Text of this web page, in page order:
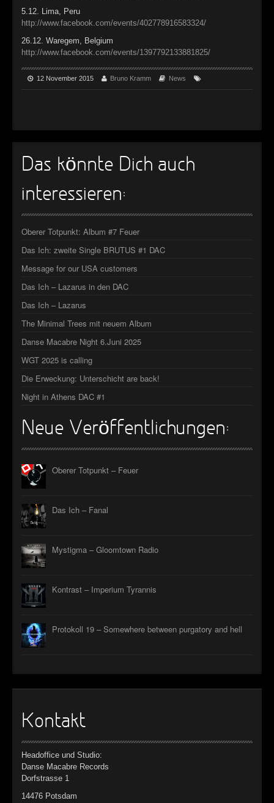
►
►
►
►
►
►
5.12. Lima, Peru
http://www.facebook.com/events/402778916583324/
26.12. Waregem, Belgium
http://www.facebook.com/events/1397792133881825/
12 November 2015 Bruno Kramm News
Das könnte Dich auch
interessieren:
Oberer Totpunkt: Album #7 Feuer
Das Ich: zweite Single BRUTUS #1 DAC
Message for our USA customers
Das Ich – Lazarus in den DAC
Das Ich – Lazarus
The Minimal Trees mit neuem Album
Danse Macabre Night 6.Juni 2025
WGT 2025 is calling
Die Erweckung: Unterschicht are back!
Night in Athens DAC #1
Neue Veröffentlichungen:
Oberer Totpunkt – Feuer
Das Ich – Fanal
Mystigma – Gloomtown Radio
Kontrast – Imperium Tyrannis
Protokoll 19 – Somewhere between purgatory and hell
Kontakt
Headoffice und Studio:
Danse Macabre Records
Dorfstrasse 1
14476 Potsdam